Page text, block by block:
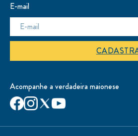
E-mail
Acompanhe a verdadeira maionese